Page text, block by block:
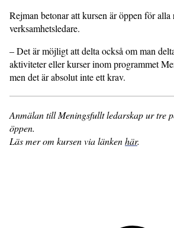
Rejman betonar att kursen är öppen för alla
verksamhetsledare.
– Det är möjligt att delta också om man
aktiviteter eller kurser inom programmet
men det är absolut inte ett krav.
Anmälan till Meningsfullt ledarskap ur tre
öppen.
Läs mer om kursen via länkenhär.